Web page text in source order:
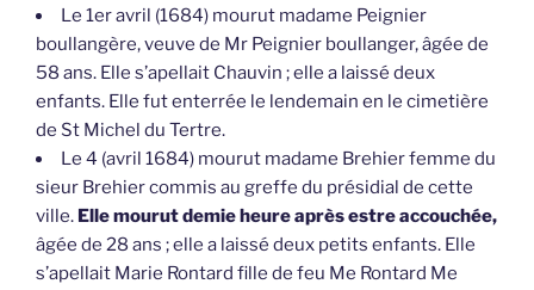
Le 1er avril (1684) mourut madame Peignier
boullangère, veuve de Mr Peignier boullanger, âgée de
58 ans. Elle s’apellait Chauvin ; elle a laissé deux
enfants. Elle fut enterrée le lendemain en le cimetière
de St Michel du Tertre.
Le 4 (avril 1684) mourut madame Brehier femme du
sieur Brehier commis au greffe du présidial de cette
ville. Elle mourut demie heure après estre accouchée,
âgée de 28 ans ; elle a laissé deux petits enfants. Elle
s’apellait Marie Rontard fille de feu Me Rontard Me